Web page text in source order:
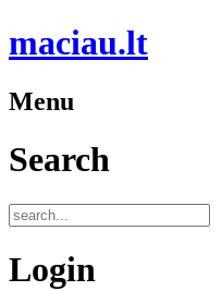
maciau.lt
Menu
Search
Login